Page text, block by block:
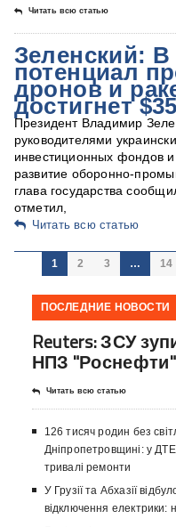
Читать всю статью
Зеленский: В
потенциал
дронов и
достигнет
Президент Владимир
руководителями
инвестиционных фондов
развитие оборонно-
глава государства
отметил,
Читать всю статью
1 2 3 … 14
ПОСЛЕДНИЕ НОВОСТИ
Reuters: ЗСУ
НПЗ "Роснефти"
Читать всю статью
126 тисяч родин без
Дніпропетровщині: у
тривалі ремонти
У Грузії та Абхазії
відключення електрики: